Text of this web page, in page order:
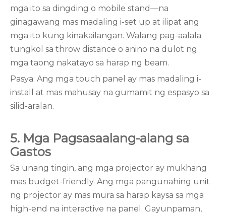
mga ito sa dingding o mobile stand—na
ginagawang mas madaling i-set up at ilipat ang
mga ito kung kinakailangan. Walang pag-aalala
tungkol sa throw distance o anino na dulot ng
mga taong nakatayo sa harap ng beam.
Pasya: Ang mga touch panel ay mas madaling i-
install at mas mahusay na gumamit ng espasyo sa
silid-aralan.
5. Mga Pagsasaalang-alang sa
Gastos
Sa unang tingin, ang mga projector ay mukhang
mas budget-friendly. Ang mga pangunahing unit
ng projector ay mas mura sa harap kaysa sa mga
high-end na interactive na panel. Gayunpaman,